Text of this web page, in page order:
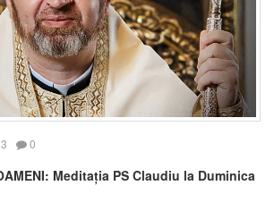
0
Meditația PS Claudiu la Duminica